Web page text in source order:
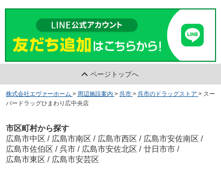
ページトップへ
株式会社エヴァーホーム > 周辺施設案内 > 呉市 > 呉市のドラッグストア > スー
パードラッグひまわり広中央店
市区町村から探す
広島市中区 / 広島市南区 / 広島市西区 / 広島市安佐南区 /
広島市佐伯区 / 呉市 / 広島市安佐北区 / 廿日市市 /
広島市東区 / 広島市安芸区